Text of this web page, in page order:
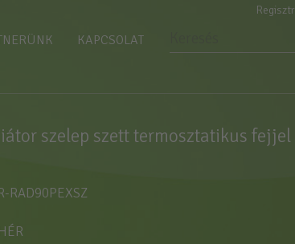
KAPCSOLAT
szelep szett termosztatikus fejjel
RAD90PEXSZ